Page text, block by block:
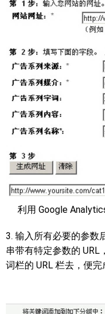
利用 Google
3. 输入所有必要的参数
串带有特定参数的 URL
词栏的 URL 栏去，便